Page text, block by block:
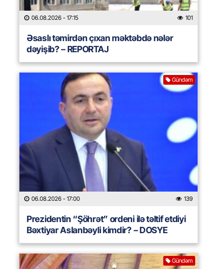
06.08.2026 - 17:15 101
Əsaslı təmirdən çıxan məktəbdə nələr
dəyişib? – REPORTAJ
Gündəm
06.08.2026 - 17:00 139
Prezidentin “Şöhrət” ordeni ilə təltif etdiyi
Bəxtiyar Aslanbəyli kimdir? – DOSYE
Gündəm